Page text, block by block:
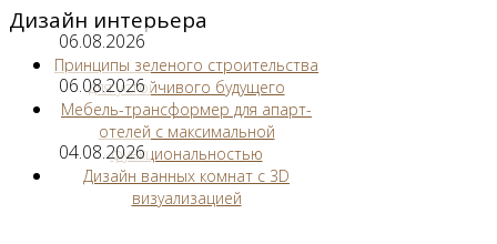
Дизайн интерьера
06.08.2026
Принципы зеленого строительства
для устойчивого будущего
06.08.2026
Мебель-трансформер для апарт-
отелей с максимальной
функциональностью
04.08.2026
Дизайн ванных комнат с 3D
визуализацией